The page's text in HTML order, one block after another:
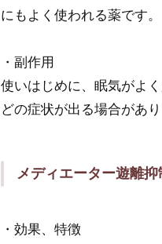
にもよく使われる薬です。
・副作用
使いはじめに、眠気がよ
どの症状が出る場合があり
メディエーター遊離抑
・効果、特徴